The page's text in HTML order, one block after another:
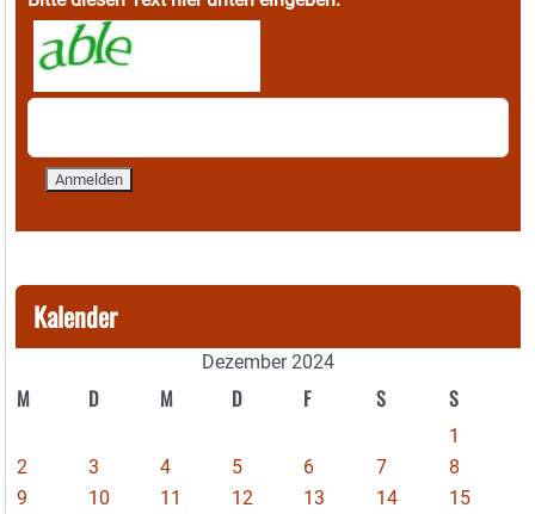
Kalender
Dezember 2024
M D M D F S S
1
2
3 4 5 6 7
8
9
10 11 12 13 14
15